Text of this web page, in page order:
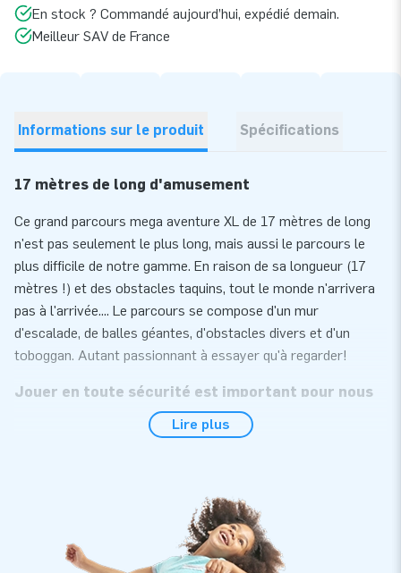
En stock ? Commandé aujourd’hui, expédié demain.
Meilleur SAV de France
Informations sur le produit Spécifications
17 mètres de long d'amusement
Ce grand parcours mega aventure XL de 17 mètres de long
n'est pas seulement le plus long, mais aussi le parcours le
plus difficile de notre gamme. En raison de sa longueur (17
mètres !) et des obstacles taquins, tout le monde n'arrivera
pas à l'arrivée.... Le parcours se compose d'un mur
d'escalade, de balles géantes, d'obstacles divers et d'un
toboggan. Autant passionnant à essayer qu'à regarder!
Jouer en toute sécurité est important pour nous
JB conçoit et produit des attractions gonflables qui peuvent
certifiés selon la norme de sécurité et de qualité NEN-EN
15649:2009. C'est pourquoi vous recevrez avec chaque
attraction aquatique un certificat d'inspection reconnu, un
carnet de bord et un manuel clair. De plus, le parcours mega
Lire plus